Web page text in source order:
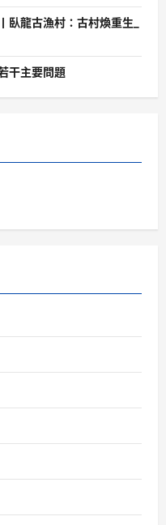
龍古漁村：古村煥重生_
干主要問題